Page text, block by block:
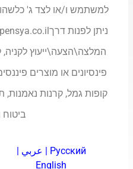
למשתמש ו/או לצד ג'
ניתן לפנות דרך
המלצה\הצעה\ייעוץ
פינסיונים או מוצרים
קופות גמל, קרנות נאמנות,
ביטוח
Русский عربي
English